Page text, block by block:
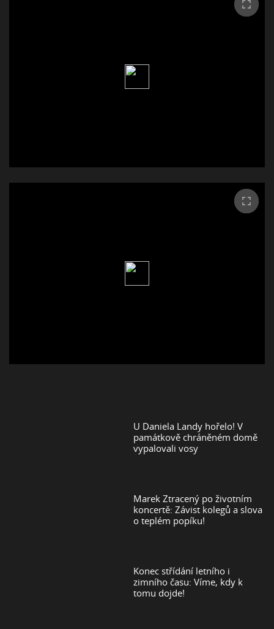
U Daniela Landy hořelo! V
památkově chráněném domě
vypalovali vosy
Marek Ztracený po životním
koncertě: Závist kolegů a slova
o teplém popíku!
Konec střídání letního i
zimního času: Víme, kdy k
tomu dojde!